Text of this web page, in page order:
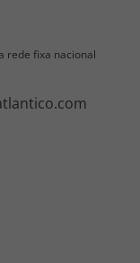
rede fixa nacional